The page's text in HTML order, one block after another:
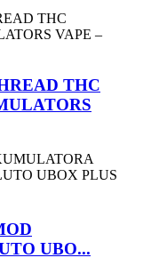
THC
UBO...